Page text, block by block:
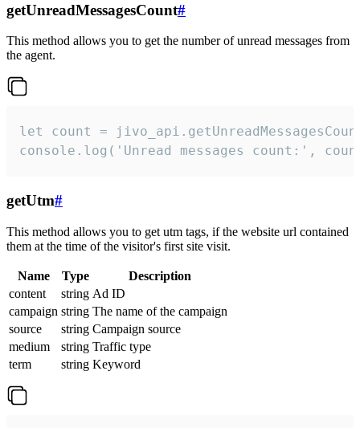
getUnreadMessagesCount#
This method allows you to get the number of unread messages from
the agent.
let count =
console.log('Unread messages count:',
getUtm#
This method allows you to get utm tags, if the website url contained
them at the time of the visitor's first site visit.
Name Type
Description
content
string Ad ID
campaign string The name of the campaign
source
string Campaign source
medium
string Traffic type
term
string Keyword